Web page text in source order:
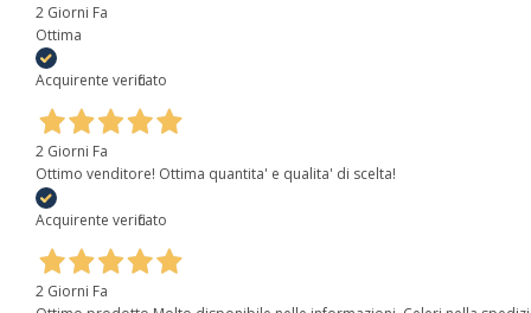
2 Giorni Fa
Ottima
Acquirente verificato
2 Giorni Fa
Ottimo venditore! Ottima quantita' e qualita' di scelta!
Acquirente verificato
2 Giorni Fa